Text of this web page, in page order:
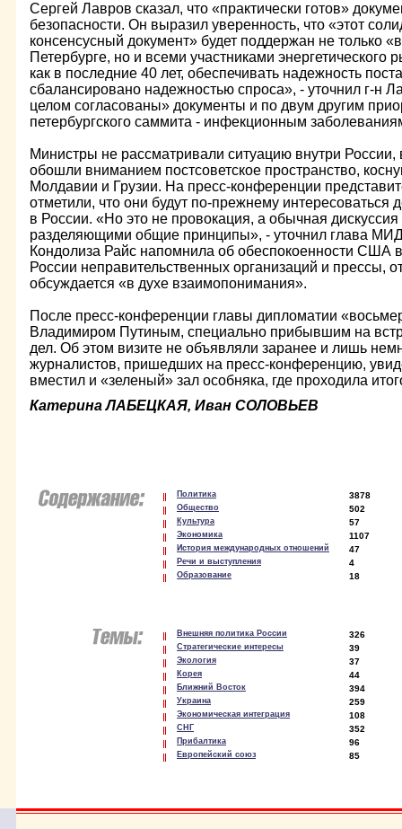
Сергей Лавров сказал, что «практически готов»
безопасности. Он выразил уверенность, что «этот
консенсусный документ» будет поддержан не только
Петербурге, но и всеми участниками
как в последние 40 лет, обеспечивать надежность
сбалансировано надежностью спроса», - уточнил г-н
целом согласованы» документы и по двум другим
петербургского саммита - инфекционным
Министры не рассматривали ситуацию внутри
обошли вниманием постсоветское пространство,
Молдавии и Грузии. На пресс-конференции
отметили, что они будут по-прежнему интересоваться
в России. «Но это не провокация, а обычная
разделяющими общие принципы», - уточнил глава
Кондолиза Райс напомнила об обеспокоенности США
России неправительственных организаций и прессы,
обсуждается «в духе взаимопонимания».
После пресс-конференции главы дипломатии
Владимиром Путиным, специально прибывшим на
дел. Об этом визите не объявляли заранее и лишь
журналистов, пришедших на пресс-конференцию,
вместил и «зеленый» зал особняка, где проходила
Катерина ЛАБЕЦКАЯ, Иван СОЛОВЬЕВ
Политика 3878
Общество 502
Культура 57
Экономика 1107
История международных отношений 47
Речи и выступления 4
Образование 18
Внешняя политика России 326
Стратегические интересы 39
Экология 37
Корея 44
Ближний Восток 394
Украина 259
Экономическая интеграция 108
СНГ 352
Прибалтика 96
Европейский союз 85